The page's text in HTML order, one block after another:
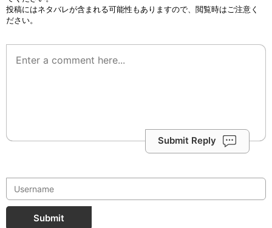
投稿にはネタバレが含まれる可能性もありますので、閲覧時はご注意く
ださい。
Submit Reply
Submit